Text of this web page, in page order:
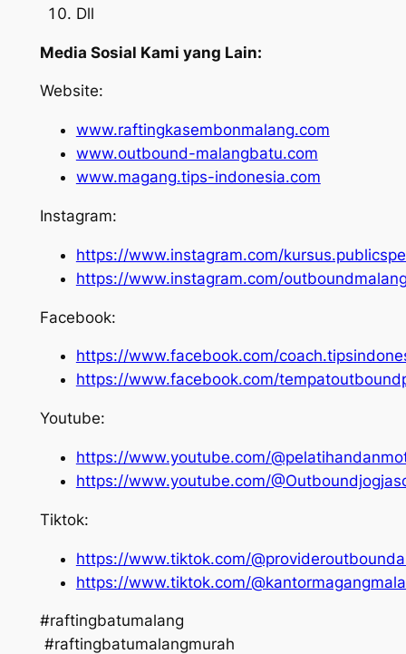
Dll
Media Sosial Kami yang Lain:
Website:
www.raftingkasembonmalang.com
www.outbound-malangbatu.com
www.magang.tips-indonesia.com
Instagram:
https://www.instagram.com/
https://www.instagram.com/
Facebook:
https://www.facebook.com/
https://www.facebook.com/
Youtube:
https://www.youtube.com/
https://www.youtube.com/
Tiktok:
https://www.tiktok.com/
https://www.tiktok.com/
#raftingbatumalang
#raftingbatumalangmurah